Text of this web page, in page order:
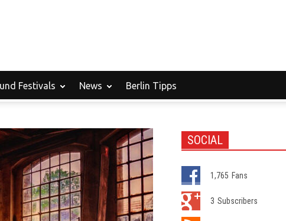
Festivals News Berlin Tipps
SOCIAL
1,765 Fans
3 Subscribers